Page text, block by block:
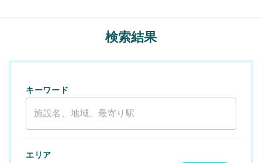
検索結果
キーワード
エリア